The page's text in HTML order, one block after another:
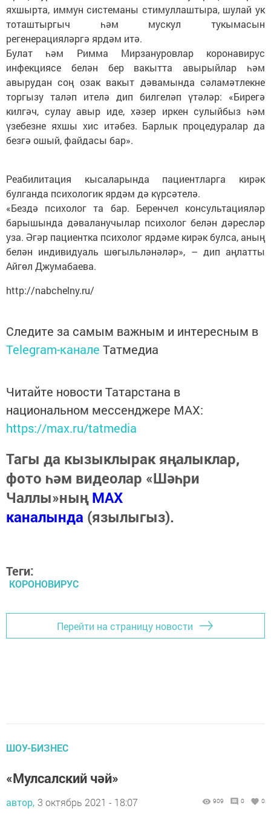
яхшырта, иммун системаны стимуллаштыра, шулай ук
тоташтыргыч һәм мускул тукымасын
регенерацияләргә ярдәм итә.
Булат һәм Римма Мирзануровлар коронавирус
инфекциясе белән бер вакытта авырыйлар һәм
авырудан соң озак вакыт дәвамында сәламәтлекне
торгызу таләп ителә дип билгеләп үтәләр: «Бирегә
килгәч, сулау авыр иде, хәзер иркен сулыйбыз һәм
үзебезне яхшы хис итәбез. Барлык процедуралар да
безгә ошый, файдасы бар».
Реабилитация кысаларында пациентларга кирәк
булганда психологик ярдәм дә күрсәтелә.
«Бездә психолог та бар. Беренчел консультацияләр
барышында дәваланучылар психолог белән дәресләр
уза. Әгәр пациентка психолог ярдәме кирәк булса, аның
белән индивидуаль шөгыльләнәләр», – дип аңлатты
Айгөл Джумабаева.
http://nabchelny.ru/
Следите за самым важным и интересным в
Telegram-канале Татмедиа
Читайте новости Татарстана в
национальном мессенджере MАХ:
https://max.ru/tatmedia
Тагы да кызыклырак яңалыклар,
фото һәм видеолар «Шәһри
Чаллы»ныңMAX
каналында (язылыгыз).
Теги:
КОРОНОВИРУС
Перейти на страницу новости
ШОУ-БИЗНЕС
«Мулсалский чәй»
автор, 3 октябрь 2021 - 18:07 909 0 0